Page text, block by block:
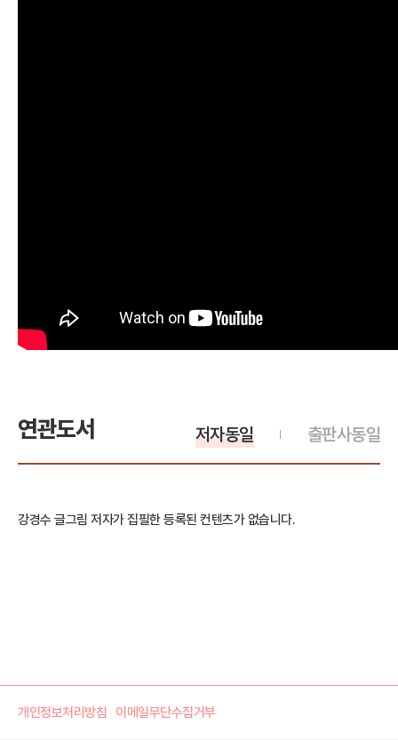
연관도서 출판사동일
저자동일
강경수 글그림 저자가 집필한 등록된 컨텐츠가 없습니다.
개인정보처리방침 이메일무단수집거부